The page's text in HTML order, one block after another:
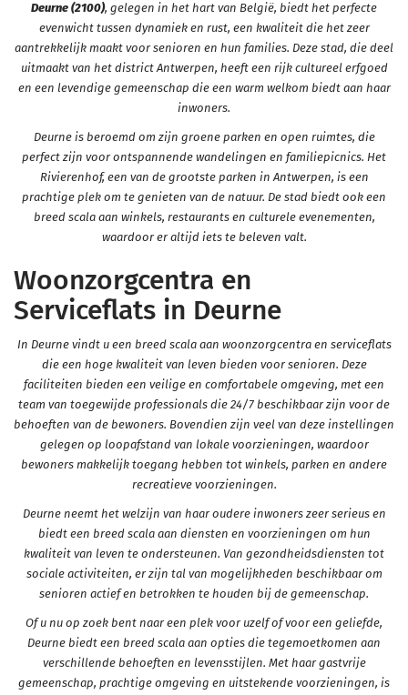
Deurne (2100), gelegen in het hart van België, biedt het perfecte
evenwicht tussen dynamiek en rust, een kwaliteit die het zeer
aantrekkelijk maakt voor senioren en hun families. Deze stad, die deel
uitmaakt van het district Antwerpen, heeft een rijk cultureel erfgoed
en een levendige gemeenschap die een warm welkom biedt aan haar
inwoners.
Deurne is beroemd om zijn groene parken en open ruimtes, die
perfect zijn voor ontspannende wandelingen en familiepicnics. Het
Rivierenhof, een van de grootste parken in Antwerpen, is een
prachtige plek om te genieten van de natuur. De stad biedt ook een
breed scala aan winkels, restaurants en culturele evenementen,
waardoor er altijd iets te beleven valt.
Woonzorgcentra en
Serviceflats in Deurne
In Deurne vindt u een breed scala aan woonzorgcentra en serviceflats
die een hoge kwaliteit van leven bieden voor senioren. Deze
faciliteiten bieden een veilige en comfortabele omgeving, met een
team van toegewijde professionals die 24/7 beschikbaar zijn voor de
behoeften van de bewoners. Bovendien zijn veel van deze instellingen
gelegen op loopafstand van lokale voorzieningen, waardoor
bewoners makkelijk toegang hebben tot winkels, parken en andere
recreatieve voorzieningen.
Deurne neemt het welzijn van haar oudere inwoners zeer serieus en
biedt een breed scala aan diensten en voorzieningen om hun
kwaliteit van leven te ondersteunen. Van gezondheidsdiensten tot
sociale activiteiten, er zijn tal van mogelijkheden beschikbaar om
senioren actief en betrokken te houden bij de gemeenschap.
Of u nu op zoek bent naar een plek voor uzelf of voor een geliefde,
Deurne biedt een breed scala aan opties die tegemoetkomen aan
verschillende behoeften en levensstijlen. Met haar gastvrije
gemeenschap, prachtige omgeving en uitstekende voorzieningen, is